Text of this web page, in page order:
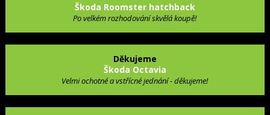
Škoda Roomster hatchback
Po velkém rozhodování skvělá koupě!
Děkujeme
Škoda Octavia
Velmi ochotné a vstřícné jednání - děkujeme!